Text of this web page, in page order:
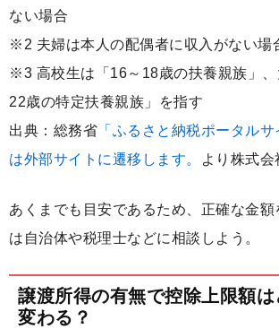
ない場合
※2 夫婦は本人の配偶者に収入がない場
※3 高校生は「16～18歳の扶養親族」、
22歳の特定扶養親族」を指す
出典：総務省 「ふるさと納税ポータル
は外部サイトに遷移します。
より株式
あくまでも目安であるため、正確な金額
は自治体や税理士などに相談しよう。
譲渡所得の有無で控除上限額
変わる？